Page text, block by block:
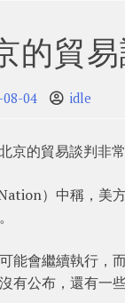
的貿
08-04 idle
的貿易談判非
）中稱，美
能會繼續執行，
有公布，還有一